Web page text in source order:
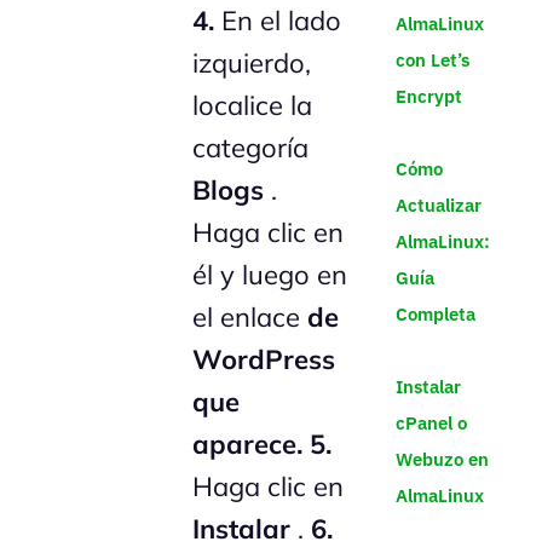
4. En el lado
izquierdo,
localice la
categoría
Blogs .
Haga clic en
él y luego en
el enlace de
WordPress
que
aparece. 5.
Haga clic en
Instalar . 6.
AlmaLinux
con Let’s
Encrypt
Cómo
Actualizar
AlmaLinux:
Guía
Completa
Instalar
cPanel o
Webuzo en
AlmaLinux